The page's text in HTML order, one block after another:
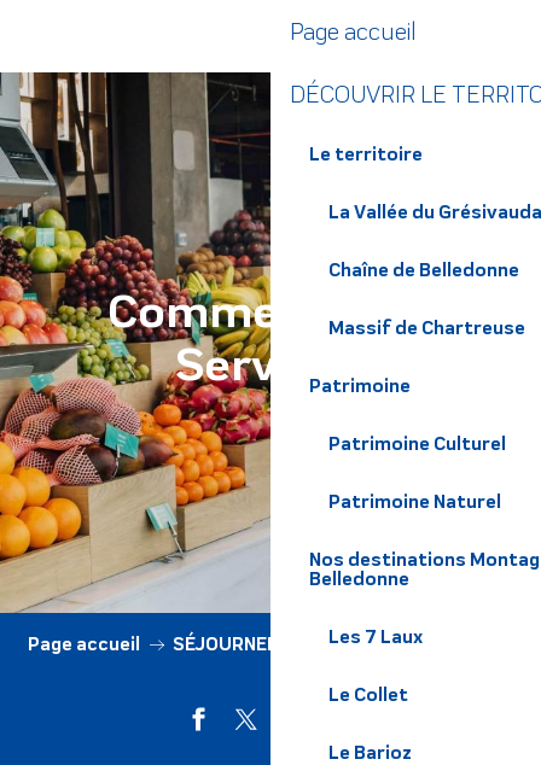
contenu
principal
Page accueil
DÉCOUVRIR LE
Le territoire
La Vallée du
Chaîne de Belledonne
Massif de Chartreuse
Patrimoine
Patrimoine Culturel
Patrimoine Naturel
Nos destinations
Belledonne
Les 7 Laux
Le Collet
Le Barioz
Commerces et
Services
Page accueil SÉJOURNER Commerces & Services